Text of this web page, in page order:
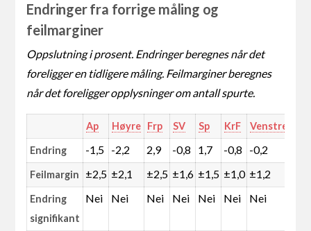
Endringer fra forrige måling og
feilmarginer
Oppslutning i prosent. Endringer beregnes når det
foreligger en tidligere måling. Feilmarginer beregnes
når det foreligger opplysninger om antall spurte.
Ap Høyre Frp SV Sp KrF Venstre
Endring -1,5 -2,2 2,9 -0,8 1,7 -0,8 -0,2
Feilmargin ±2,5 ±2,1 ±2,5 ±1,6 ±1,5 ±1,0 ±1,2
Endring
signifikant
Nei Nei Nei Nei Nei Nei Nei